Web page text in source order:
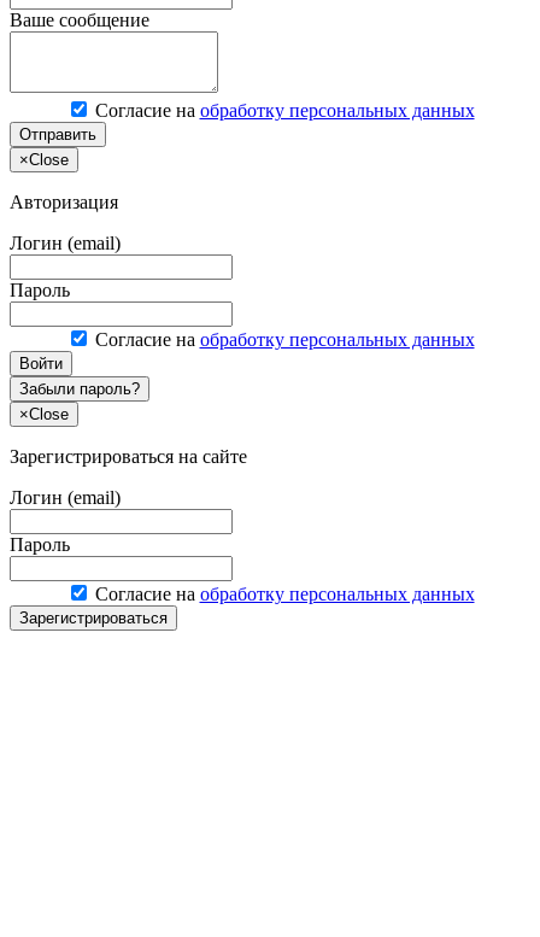
Ваше сообщение
Согласие на обработку персональных данных
Отправить
×Close
Авторизация
Логин (email)
Пароль
Согласие на обработку персональных данных
Войти
Забыли пароль?
×Close
Зарегистрироваться на сайте
Логин (email)
Пароль
Согласие на обработку персональных данных
Зарегистрироваться